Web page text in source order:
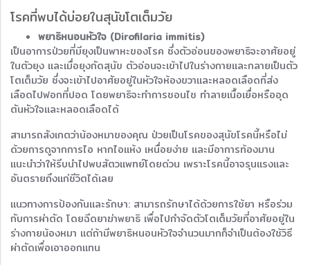
โรคที่พบได้บ่อยในสุนัขโตเต็มวัย
พยาธิหนอนหัวใจ (Dirofilaria immitis)
เป็นอาการป่วยที่มียุงเป็นพาหะของโรค ซึ่งตัวอ่อนของพยาธิจะอาศัยอยู่
ในตัวยุง และเมื่อยุงกัดสุนัข ตัวอ่อนจะเข้าไปในร่างกายและกลายเป็นตัว
โตเต็มวัย ซึ่งจะเข้าไปอาศัยอยู่ในหัวใจห้องขวาและหลอดเลือดที่ส่ง
เลือดไปฟอกที่ปอด โดยพยาธิจะทำการชอนไช ทำลายเนื้อเยื่อหรืออุด
ตันหัวใจและหลอดเลือดได้
สามารถสังเกตว่าน้องหมาของคุณ ป่วยเป็นโรคของสุนัขโรคนี้หรือไม่
ด้วยการดูจากการไอ หากไอแห้ง เหนื่อยง่าย และมีอาการท้องมาน
แนะนำว่าให้รีบนำไปพบสัตวแพทย์โดยด่วน เพราะโรคนี้อาจรุนแรงและ
อันตรายถึงแก่ชีวิตได้เลย
แนวทางการป้องกันและรักษา: สามารถรักษาได้ด้วยการใช้ยา หรือร่วม
กับการผ่าตัด โดยฉีดยาฆ่าพยาธิ เพื่อไปกำจัดตัวโตเต็มวัยที่อาศัยอยู่ใน
ร่างกายน้องหมา แต่ถ้ามีพยาธิหนอนหัวใจจำนวนมากก็จำเป็นต้องใช้วิธี
ผ่าตัดเพื่อเอาออกแทน